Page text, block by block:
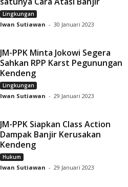
Lingkungan
Iwan Sutiawan - 30 Januari 2023
JM-PPK Minta Jokowi Segera
Sahkan RPP Karst Pegunungan
Kendeng
Lingkungan
Iwan Sutiawan - 29 Januari 2023
JM-PPK Siapkan Class Action
Dampak Banjir Kerusakan
Kendeng
Hukum
Iwan Sutiawan - 29 Januari 2023